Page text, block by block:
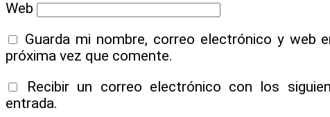
Web
Guarda mi nombre, correo electrónico y web
próxima vez que comente.
Recibir un correo electrónico con los
entrada.